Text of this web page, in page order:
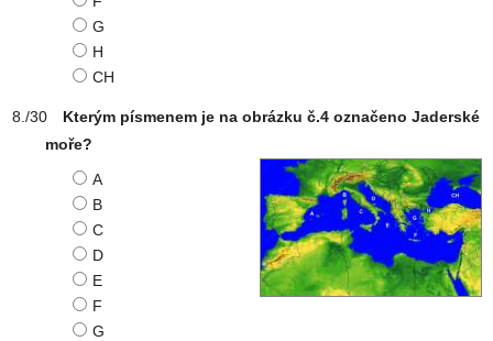
G
H
CH
Kterým písmenem je na obrázku č.4 označeno Jaderské
moře?
A
B
C
D
E
F
G